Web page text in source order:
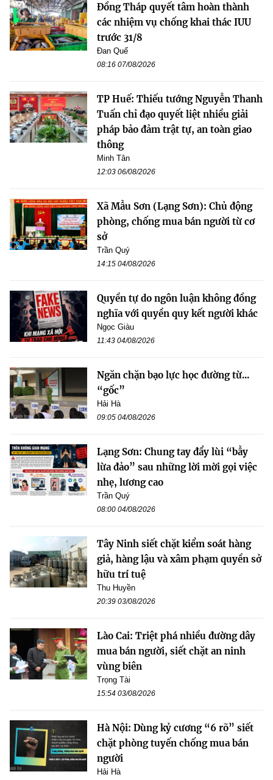
Đồng Tháp quyết tâm hoàn thành
các nhiệm vụ chống khai thác IUU
trước 31/8
Đan Quế
08:16 07/08/2026
TP Huế: Thiếu tướng Nguyễn Thanh
Tuấn chỉ đạo quyết liệt nhiều giải
pháp bảo đảm trật tự, an toàn giao
thông
Minh Tân
12:03 06/08/2026
Xã Mẫu Sơn (Lạng Sơn): Chủ động
phòng, chống mua bán người từ cơ
sở
Trần Quý
14:15 04/08/2026
Quyền tự do ngôn luận không đồng
nghĩa với quyền quy kết người khác
Ngọc Giàu
11:43 04/08/2026
Ngăn chặn bạo lực học đường từ...
“gốc”
Hải Hà
09:05 04/08/2026
Lạng Sơn: Chung tay đẩy lùi “bẫy
lừa đảo” sau những lời mời gọi việc
nhẹ, lương cao
Trần Quý
08:00 04/08/2026
Tây Ninh siết chặt kiểm soát hàng
giả, hàng lậu và xâm phạm quyền sở
hữu trí tuệ
Thu Huyền
20:39 03/08/2026
Lào Cai: Triệt phá nhiều đường dây
mua bán người, siết chặt an ninh
vùng biên
Trọng Tài
15:54 03/08/2026
Hà Nội: Dùng kỷ cương “6 rõ” siết
chặt phòng tuyến chống mua bán
người
Hải Hà